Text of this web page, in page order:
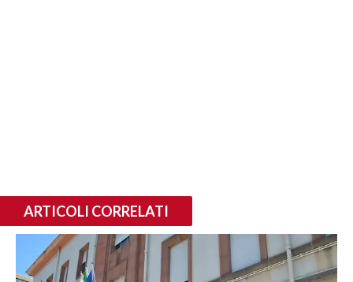
ARTICOLI CORRELATI